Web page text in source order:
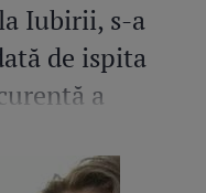
Iubirii, s-a
de ispita
a